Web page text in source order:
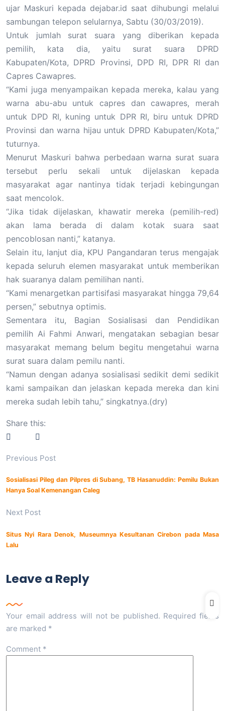
ujar Maskuri kepada dejabar.id saat dihubungi melalui
sambungan telepon selularnya, Sabtu (30/03/2019).
Untuk jumlah surat suara yang diberikan kepada
pemilih, kata dia, yaitu surat suara DPRD
Kabupaten/Kota, DPRD Provinsi, DPD RI, DPR RI dan
Capres Cawapres.
“Kami juga menyampaikan kepada mereka, kalau yang
warna abu-abu untuk capres dan cawapres, merah
untuk DPD RI, kuning untuk DPR RI, biru untuk DPRD
Provinsi dan warna hijau untuk DPRD Kabupaten/Kota,”
tuturnya.
Menurut Maskuri bahwa perbedaan warna surat suara
tersebut perlu sekali untuk dijelaskan kepada
masyarakat agar nantinya tidak terjadi kebingungan
saat mencolok.
“Jika tidak dijelaskan, khawatir mereka (pemilih-red)
akan lama berada di dalam kotak suara saat
pencoblosan nanti,” katanya.
Selain itu, lanjut dia, KPU Pangandaran terus mengajak
kepada seluruh elemen masyarakat untuk memberikan
hak suaranya dalam pemilihan nanti.
“Kami menargetkan partisifasi masyarakat hingga 79,64
persen,” sebutnya optimis.
Sementara itu, Bagian Sosialisasi dan Pendidikan
pemilih Ai Fahmi Anwari, mengatakan sebagian besar
masyarakat memang belum begitu mengetahui warna
surat suara dalam pemilu nanti.
“Namun dengan adanya sosialisasi sedikit demi sedikit
kami sampaikan dan jelaskan kepada mereka dan kini
mereka sudah lebih tahu,” singkatnya.(dry)
Share this:
Previous Post
Sosialisasi Pileg dan Pilpres di Subang, TB Hasanuddin: Pemilu Bukan
Hanya Soal Kemenangan Caleg
Next Post
Situs Nyi Rara Denok, Museumnya Kesultanan Cirebon pada Masa
Lalu
Leave a Reply
Your email address will not be published. Required fields
are marked *
Comment *